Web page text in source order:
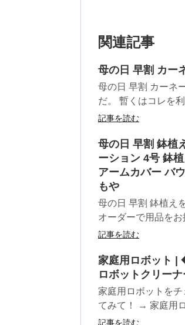
関連記事
母の日 早割 カー
母の日 早割 カーネ
だ。 暫くはコレを
記事を読む
母の日 早割 鉢植
ーション 4号 鉢
アームカバー バ
もや
母の日 早割 鉢植え
オーダーで用品を
記事を読む
家庭用ロボット |
ロボットクリー
家庭用ロボットを
てみて！ → 家庭用
記事を読む